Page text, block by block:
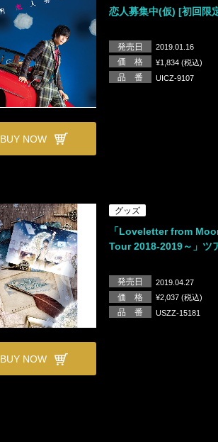
BUY NOW
恋人募集中(仮) [初回限
発売日 2019.01.16
価 格 ¥1,834 (税込)
品 番 UICZ-9107
BUY NOW
グッズ
「Loveletter from
Tour 2018-2019～」ツ
発売日 2019.04.27
価 格 ¥2,037 (税込)
品 番 USZZ-15181